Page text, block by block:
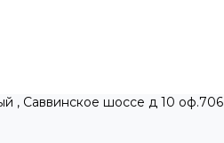
, Саввинское шоссе д 10 оф.706